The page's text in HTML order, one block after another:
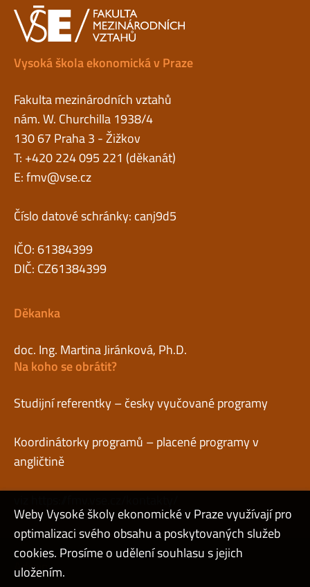
Vysoká škola ekonomická v Praze
Fakulta mezinárodních vztahů
nám. W. Churchilla 1938/4
130 67 Praha 3 - Žižkov
T: +420 224 095 221 (děkanát)
E:fmv@vse.cz
Číslo datové schránky: canj9d5
IČO: 61384399
DIČ: CZ61384399
Děkanka
doc. Ing. Martina Jiránková, Ph.D.
Na koho se obrátit?
Studijní referentky – česky vyučované programy
Koordinátorky programů – placené programy v
angličtině
Admin
Weby Vysoké školy ekonomické v Praze využívají pro
optimalizaci svého obsahu a poskytovaných služeb
cookies. Prosíme o udělení souhlasu s jejich
uložením.